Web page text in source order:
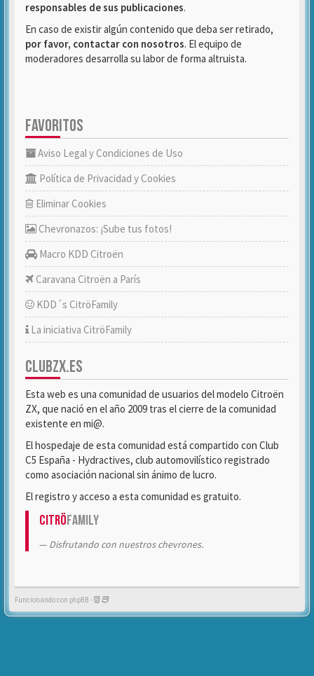
responsables de sus publicaciones.
En caso de existir algún contenido que deba ser retirado,
por favor, contactar con nosotros. El equipo de
moderadores desarrolla su labor de forma altruista.
FAVORITOS
Aviso Legal y Condiciones de Uso
Política de Privacidad y Cookies
Eliminar Cookies
Chevronazos: ¡Sube tus fotos!
Macro KDD Citroën
Caravana Citroën a París
KDD´s CitröFamily
La iniciativa CitröFamily
CLUBZX.ES
Esta web es una comunidad de usuarios del modelo Citroën
ZX, que nació en el año 2009 tras el cierre de la comunidad
existente en mi@.
El hospedaje de esta comunidad está compartido con Club
C5 España - Hydractives, club automovilístico registrado
como asociación nacional sin ánimo de lucro.
El registro y acceso a esta comunidad es gratuito.
CitröFamily
Disfrutando con nuestros chevrones.
Funcionando con phpBB -